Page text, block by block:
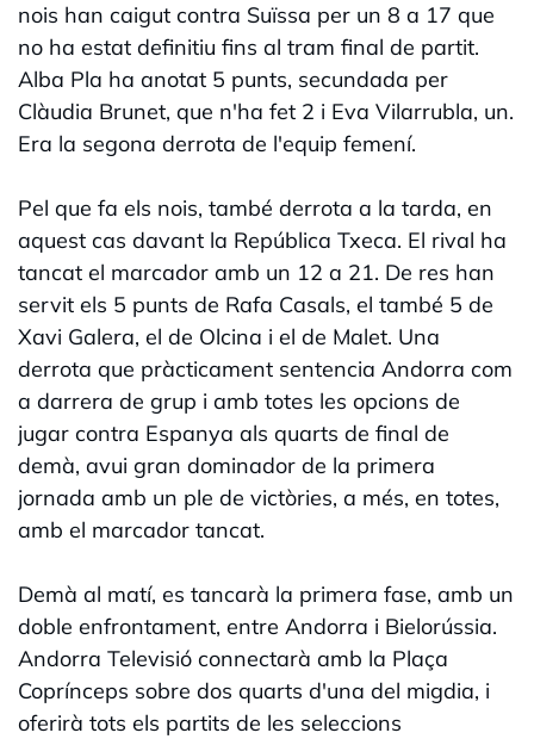
nois han caigut contra Suïssa per un 8 a 17 que
no ha estat definitiu fins al tram final de partit.
Alba Pla ha anotat 5 punts, secundada per
Clàudia Brunet, que n'ha fet 2 i Eva Vilarrubla, un.
Era la segona derrota de l'equip femení.
Pel que fa els nois, també derrota a la tarda, en
aquest cas davant la República Txeca. El rival ha
tancat el marcador amb un 12 a 21. De res han
servit els 5 punts de Rafa Casals, el també 5 de
Xavi Galera, el de Olcina i el de Malet. Una
derrota que pràcticament sentencia Andorra com
a darrera de grup i amb totes les opcions de
jugar contra Espanya als quarts de final de
demà, avui gran dominador de la primera
jornada amb un ple de victòries, a més, en totes,
amb el marcador tancat.
Demà al matí, es tancarà la primera fase, amb un
doble enfrontament, entre Andorra i Bielorússia.
Andorra Televisió connectarà amb la Plaça
Coprínceps sobre dos quarts d'una del migdia, i
oferirà tots els partits de les seleccions